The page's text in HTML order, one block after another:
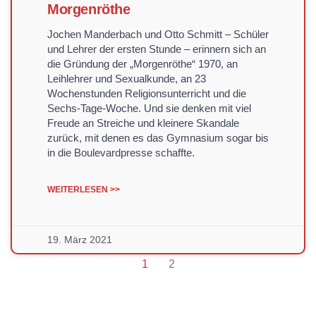
Morgenröthe
Jochen Manderbach und Otto Schmitt – Schüler
und Lehrer der ersten Stunde – erinnern sich an
die Gründung der „Morgenröthe“ 1970, an
Leihlehrer und Sexualkunde, an 23
Wochenstunden Religionsunterricht und die
Sechs-Tage-Woche. Und sie denken mit viel
Freude an Streiche und kleinere Skandale
zurück, mit denen es das Gymnasium sogar bis
in die Boulevardpresse schaffte.
WEITERLESEN >>
19. März 2021
1 2